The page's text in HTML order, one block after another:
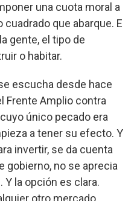
una cuota moral a
cuadrado que abarque. E
gente, el tipo de
o habitar.
escucha desde hace
Frente Amplio contra
único pecado era
a tener su efecto. Y
invertir, se da cuenta
gobierno, no se aprecia
la opción es clara.
otro mercado